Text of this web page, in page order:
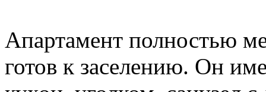
Апартамент полностью
готов к заселению. Он